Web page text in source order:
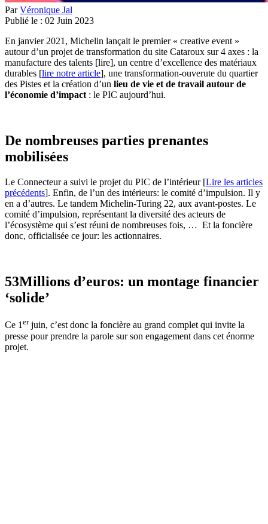
ParVéronique Jal
Publié le : 02 Juin 2023
En janvier 2021, Michelin lançait le premier « creative event »
autour d’un projet de transformation du site Cataroux sur 4 axes : la
manufacture des talents [lire], un centre d’excellence des matériaux
durables [lire notre article], une transformation-ouverute du quartier
des Pistes et la création d’un lieu de vie et de travail autour de
l’économie d’impact : le PIC aujourd’hui.
De nombreuses parties prenantes
mobilisées
Le Connecteur a suivi le projet du PIC de l’intérieur [Lire les articles
précédents]. Enfin, de l’un des intérieurs: le comité d’impulsion. Il y
en a d’autres. Le tandem Michelin-Turing 22, aux avant-postes. Le
comité d’impulsion, représentant la diversité des acteurs de
l’écosystème qui s’est réuni de nombreuses fois, … Et la foncière
donc, officialisée ce jour: les actionnaires.
53Millions d’euros: un montage financier
‘solide’
Ce 1erjuin, c’est donc la foncière au grand complet qui invite la
presse pour prendre la parole sur son engagement dans cet énorme
projet.